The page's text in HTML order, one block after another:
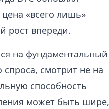
«всего лишь»
рост впереди.
на фундаментальный
смотрит не на
способность
может быть шире,